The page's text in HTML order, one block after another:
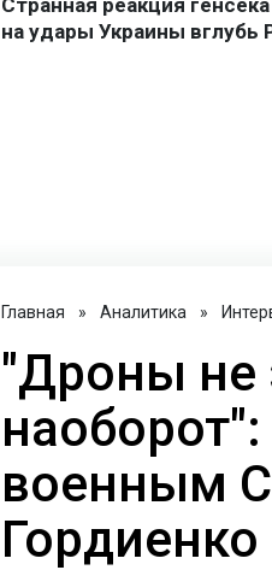
Главная » Аналитика »
"Дроны не
военным
Гордиенко